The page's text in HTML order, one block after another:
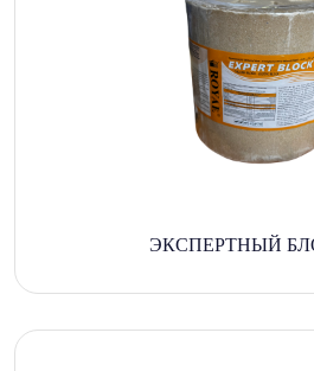
ЭКСПЕРТНЫЙ